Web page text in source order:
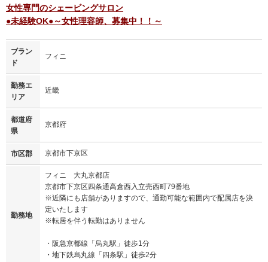
女性専門のシェービングサロン
●未経験OK●～女性理容師、募集中！！～
ブラン
ド
フィニ
勤務エ
リア
近畿
都道府
県
京都府
市区郡 京都市下京区
勤務地
フィニ 大丸京都店
京都市下京区四条通高倉西入立売西町79番地
※近隣にも店舗がありますので、通勤可能な範囲内で配属店を決
定いたします
※転居を伴う転勤はありません
・阪急京都線「烏丸駅」徒歩1分
・地下鉄烏丸線「四条駅」徒歩2分